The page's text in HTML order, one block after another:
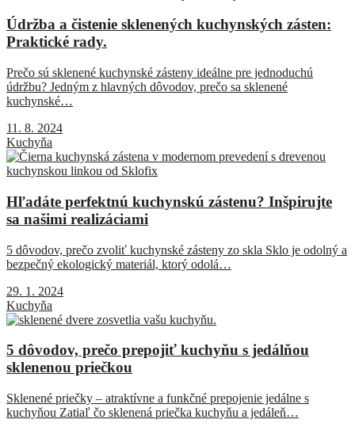
Údržba a čistenie sklenených kuchynských zásten:
Praktické rady.
Prečo sú sklenené kuchynské zásteny ideálne pre jednoduchú
údržbu? Jedným z hlavných dôvodov, prečo sa sklenené
kuchynské…
11. 8. 2024
Kuchyňa
Hľadáte perfektnú kuchynskú zástenu? Inšpirujte
sa našimi realizáciami
5 dôvodov, prečo zvoliť kuchynské zásteny zo skla Sklo je odolný a
bezpečný ekologický materiál, ktorý odolá…
29. 1. 2024
Kuchyňa
5 dôvodov, prečo prepojiť kuchyňu s jedálňou
sklenenou priečkou
Sklenené priečky – atraktívne a funkčné prepojenie jedálne s
kuchyňou Zatiaľ čo sklenená priečka kuchyňu a jedáleň…